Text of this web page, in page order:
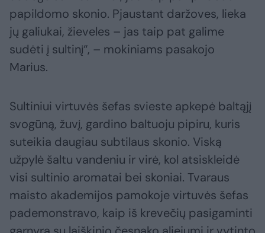
papildomo skonio. Pjaustant daržoves, lieka
jų galiukai, žieveles – jas taip pat galime
sudėti į sultinį“, – mokiniams pasakojo
Marius.
Sultiniui virtuvės šefas svieste apkepė baltąjį
svogūną, žuvį, gardino baltuoju pipiru, kuris
suteikia daugiau subtilaus skonio. Viską
užpylė šaltu vandeniu ir virė, kol atsiskleidė
visi sultinio aromatai bei skoniai. Tvaraus
maisto akademijos pamokoje virtuvės šefas
pademonstravo, kaip iš krevečių pasigaminti